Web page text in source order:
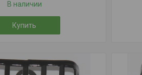
В наличии
Купить